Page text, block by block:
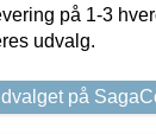
på 1-3
udvalg.
på